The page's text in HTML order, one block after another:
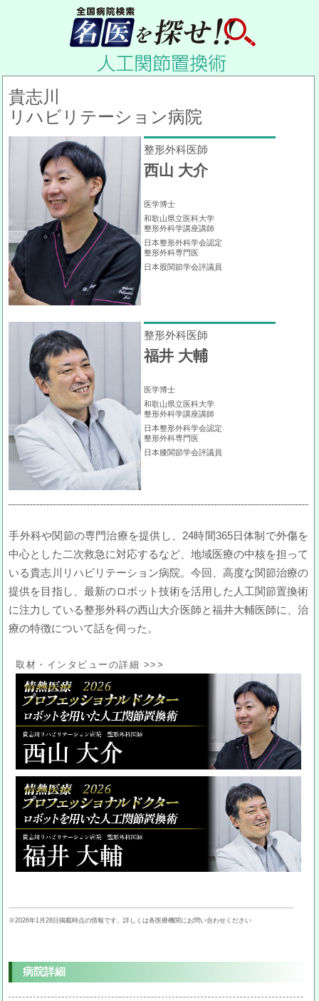
貴志川
リハビリテーション病院
整形外科医師
西山 大介
医学博士
和歌山県立医科大学
整形外科学講座講師
日本整形外科学会認定
整形外科専門医
日本股関節学会評議員
整形外科医師
福井 大輔
医学博士
和歌山県立医科大学
整形外科学講座講師
日本整形外科学会認定
整形外科専門医
日本膝関節学会評議員
手外科や関節の専門治療を提供し、24時間365日体制で外傷を
中心とした二次救急に対応するなど、地域医療の中核を担って
いる貴志川リハビリテーション病院。今回、高度な関節治療の
提供を目指し、最新のロボット技術を活用した人工関節置換術
に注力している整形外科の西山大介医師と福井大輔医師に、治
療の特徴について話を伺った。
取材・インタビューの詳細 >>>
※2026年1月28日掲載時点の情報です。詳しくは各医療機関にお問い合わせください
病院詳細